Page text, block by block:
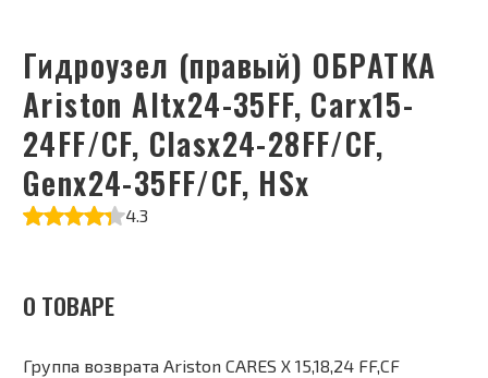
Гидроузел (правый) ОБРАТКА
Ariston Altx24-35FF, Carx15-
24FF/CF, Clasx24-28FF/CF,
Genx24-35FF/CF, HSх
4.3
О ТОВАРЕ
Группа возврата Ariston CARES X 15,18,24 FF,CF